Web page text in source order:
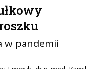
w pandemii